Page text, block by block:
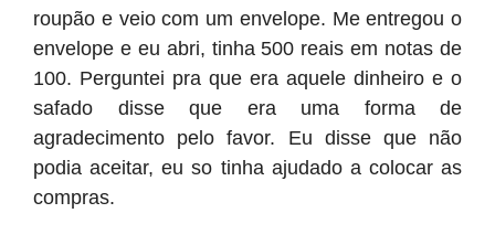
roupão e veio com um envelope. Me entregou o
envelope e eu abri, tinha 500 reais em notas de
100. Perguntei pra que era aquele dinheiro e o
safado disse que era uma forma de
agradecimento pelo favor. Eu disse que não
podia aceitar, eu so tinha ajudado a colocar as
compras.